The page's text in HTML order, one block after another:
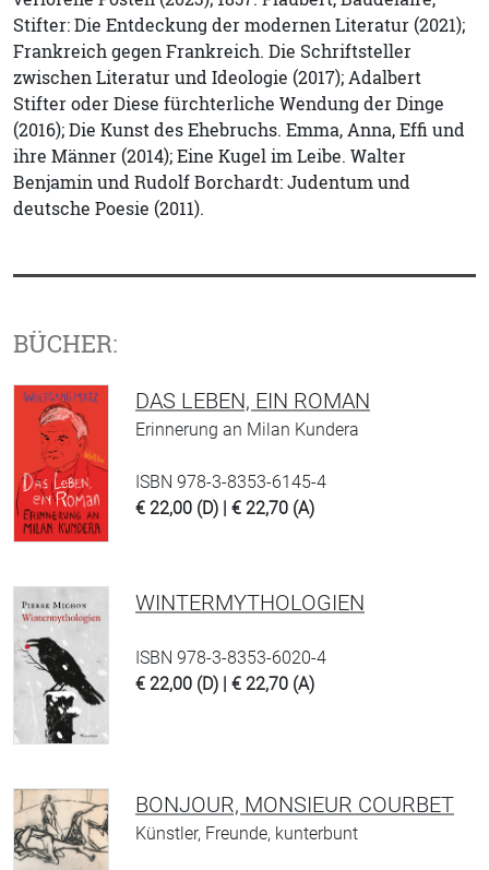
Stifter: Die Entdeckung der modernen Literatur (2021);
Frankreich gegen Frankreich. Die Schriftsteller
zwischen Literatur und Ideologie (2017); Adalbert
Stifter oder Diese fürchterliche Wendung der Dinge
(2016); Die Kunst des Ehebruchs. Emma, Anna, Effi und
ihre Männer (2014); Eine Kugel im Leibe. Walter
Benjamin und Rudolf Borchardt: Judentum und
deutsche Poesie (2011).
BÜCHER:
DAS LEBEN, EIN ROMAN
Erinnerung an Milan Kundera
ISBN 978-3-8353-6145-4
€ 22,00 (D) | € 22,70 (A)
WINTERMYTHOLOGIEN
ISBN 978-3-8353-6020-4
€ 22,00 (D) | € 22,70 (A)
BONJOUR, MONSIEUR COURBET
Künstler, Freunde, kunterbunt